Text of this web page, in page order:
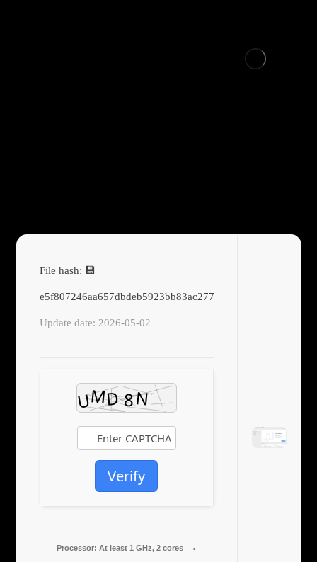
💾 File hash:
e5f807246aa657dbdeb5923bb83ac277
Update date: 2026-05-02
Verify
Processor: At least 1 GHz, 2 cores